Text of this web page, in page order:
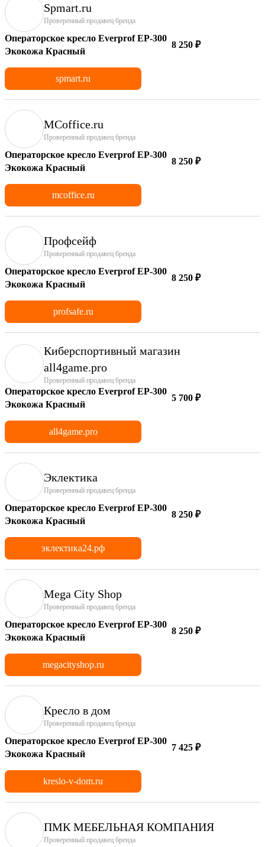
Spmart.ru
Проверенный продавец бренда
Операторское кресло Everprof EP-300
Экокожа Красный
8 250 ₽
spmart.ru
MCoffice.ru
Проверенный продавец бренда
Операторское кресло Everprof EP-300
Экокожа Красный
8 250 ₽
mcoffice.ru
Профсейф
Проверенный продавец бренда
Операторское кресло Everprof EP-300
Экокожа Красный
8 250 ₽
profsafe.ru
Киберспортивный магазин
аll4game.pro
Проверенный продавец бренда
Операторское кресло Everprof EP-300
Экокожа Красный
5 700 ₽
all4game.pro
Эклектика
Проверенный продавец бренда
Операторское кресло Everprof EP-300
Экокожа Красный
8 250 ₽
эклектика24.рф
Mega City Shop
Проверенный продавец бренда
Операторское кресло Everprof EP-300
Экокожа Красный
8 250 ₽
megacityshop.ru
Кресло в дом
Проверенный продавец бренда
Операторское кресло Everprof EP-300
Экокожа Красный
7 425 ₽
kreslo-v-dom.ru
ПМК МЕБЕЛЬНАЯ КОМПАНИЯ
Проверенный продавец бренда